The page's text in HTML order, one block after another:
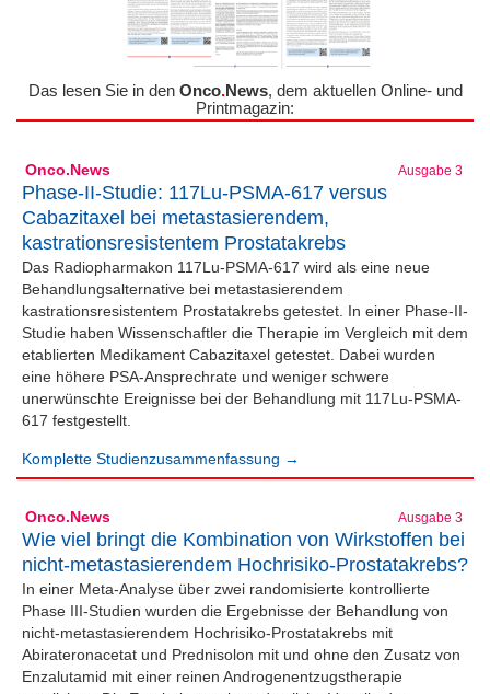
Das lesen Sie in den Onco.News, dem aktuellen Online- und
Printmagazin:
Onco.News Ausgabe 3
Phase-II-Studie: 117Lu-PSMA-617 versus
Cabazitaxel bei metastasierendem,
kastrationsresistentem Prostatakrebs
Das Radiopharmakon 117Lu-PSMA-617 wird als eine neue
Behandlungsalternative bei metastasierendem
kastrationsresistentem Prostatakrebs getestet. In einer Phase-II-
Studie haben Wissenschaftler die Therapie im Vergleich mit dem
etablierten Medikament Cabazitaxel getestet. Dabei wurden
eine höhere PSA-Ansprechrate und weniger schwere
unerwünschte Ereignisse bei der Behandlung mit 117Lu-PSMA-
617 festgestellt.
Komplette Studienzusammenfassung →
Onco.News Ausgabe 3
Wie viel bringt die Kombination von Wirkstoffen bei
nicht-metastasierendem Hochrisiko-Prostatakrebs?
In einer Meta-Analyse über zwei randomisierte kontrollierte
Phase III-Studien wurden die Ergebnisse der Behandlung von
nicht-metastasierendem Hochrisiko-Prostatakrebs mit
Abirateronacetat und Prednisolon mit und ohne den Zusatz von
Enzalutamid mit einer reinen Androgenentzugstherapie